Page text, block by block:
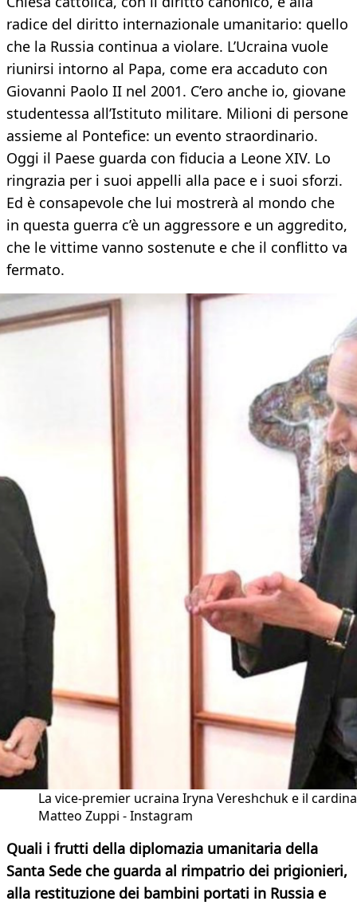
radice del diritto internazionale umanitario: quello
che la Russia continua a violare. L’Ucraina vuole
riunirsi intorno al Papa, come era accaduto con
Giovanni Paolo II nel 2001. C’ero anche io, giovane
studentessa all’Istituto militare. Milioni di persone
assieme al Pontefice: un evento straordinario.
Oggi il Paese guarda con fiducia a Leone XIV. Lo
ringrazia per i suoi appelli alla pace e i suoi sforzi.
Ed è consapevole che lui mostrerà al mondo che
in questa guerra c’è un aggressore e un aggredito,
che le vittime vanno sostenute e che il conflitto va
fermato.
La vice-premier ucraina Iryna Vereshchuk e il
Matteo Zuppi - Instagram
Quali i frutti della diplomazia umanitaria della
Santa Sede che guarda al rimpatrio dei prigionieri,
alla restituzione dei bambini portati in Russia e